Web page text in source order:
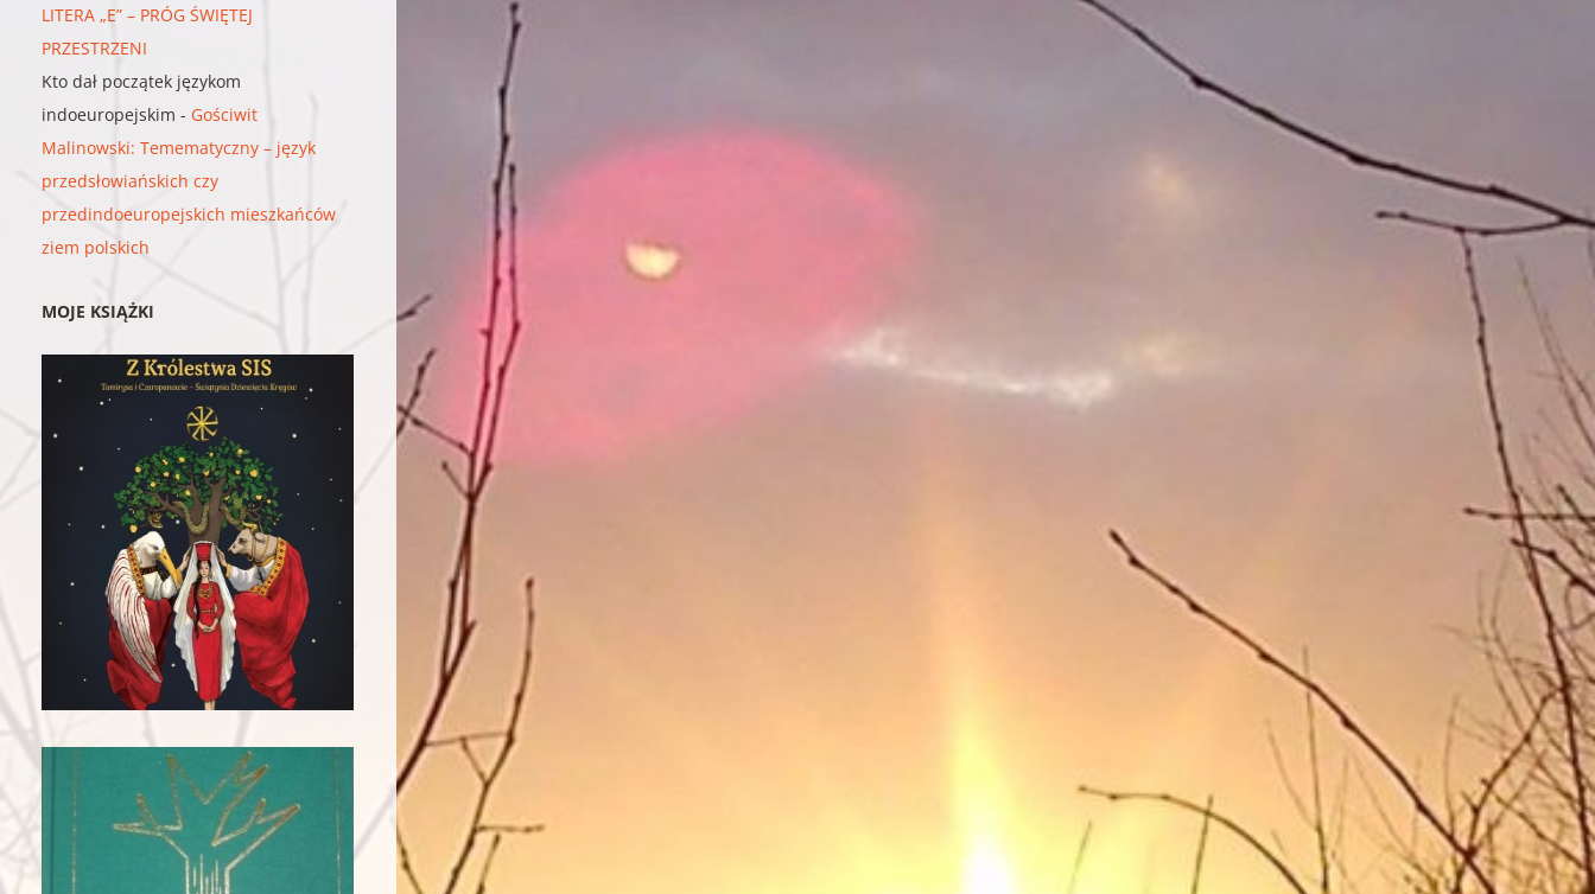
LITERA „E” – PRÓG ŚWIĘTEJ
PRZESTRZENI
Kto dał początek językom
indoeuropejskim - Gościwit
Malinowski: Temematyczny – język
przedsłowiańskich czy
przedindoeuropejskich mieszkańców
ziem polskich
MOJE KSIĄŻKI